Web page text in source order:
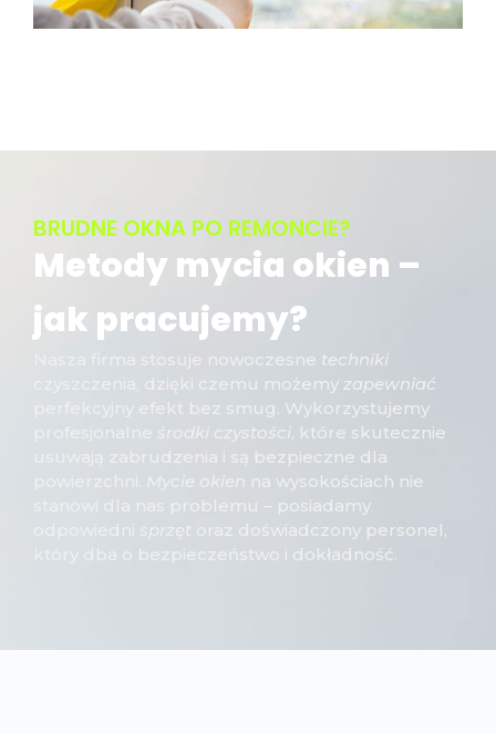
BRUDNE OKNA PO REMONCIE?
Metody mycia okien –
jak pracujemy?
Nasza firma stosuje nowoczesne techniki
czyszczenia, dzięki czemu możemy zapewniać
perfekcyjny efekt bez smug. Wykorzystujemy
profesjonalne środki czystości, które skutecznie
usuwają zabrudzenia i są bezpieczne dla
powierzchni. Mycie okien na wysokościach nie
stanowi dla nas problemu – posiadamy
odpowiedni sprzęt oraz doświadczony personel,
który dba o bezpieczeństwo i dokładność.